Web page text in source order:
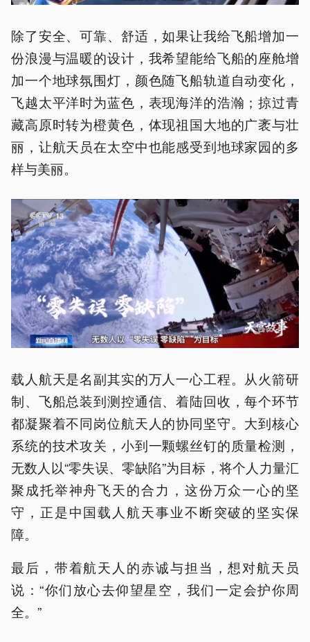
除了安全、可靠、舒适，如果让我给飞船增加一
份浪漫与温暖的设计，我希望能给飞船的座舱增
加一个地球氛围灯，颜色随飞船轨道自动变化，
飞越太平洋时为蓝色，表现海洋的浩瀚；掠过青
藏高原时转为橙黄色，体现祖国大地的广袤与壮
丽，让航天员在太空中也能感受到地球家园的多
样与美丽。
载人航天是名副其实的万人一心工程。从火箭研
制、飞船总装到测控通信、着陆回收，每个环节
都凝聚着不同岗位航天人的协同坚守。大到核心
系统的技术攻关，小到一颗螺丝钉的质量检测，
无数人以“零失误、零缺陷”为目标，将个人力量汇
聚成托举神舟飞天的合力，这份万众一心的坚
守，正是中国载人航天事业不断突破的坚实保
障。
最后，带着航天人的赤诚与担当，想对航天员
说：“你们放心去仰望星空，我们一定会护你周
全。”